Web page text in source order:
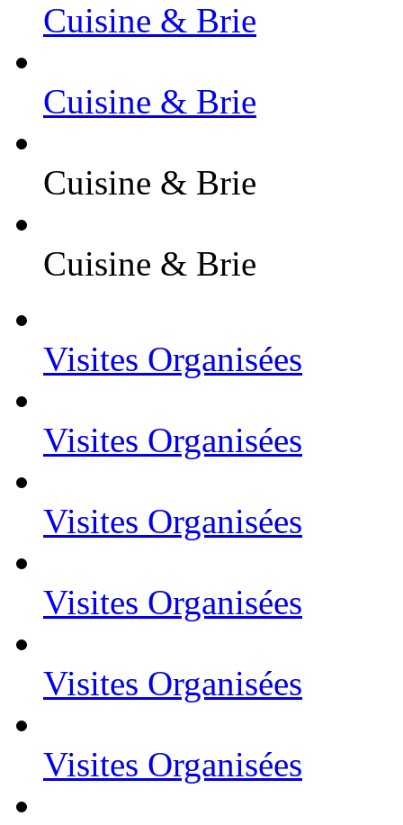
Cuisine & Brie
Cuisine & Brie
Cuisine & Brie
Cuisine & Brie
Visites Organisées
Visites Organisées
Visites Organisées
Visites Organisées
Visites Organisées
Visites Organisées